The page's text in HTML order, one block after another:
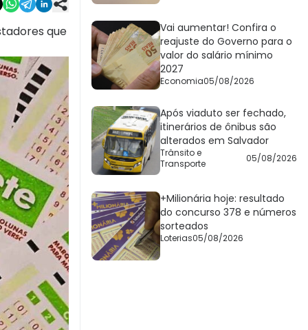
que
Vai aumentar! Confira o
reajuste do Governo para o
valor do salário mínimo
2027
Economia05/08/2026
Após viaduto ser fechado,
itinerários de ônibus são
alterados em Salvador
Trânsito e
Transporte
05/08/2026
+Milionária hoje: resultado
do concurso 378 e números
sorteados
Loterias05/08/2026